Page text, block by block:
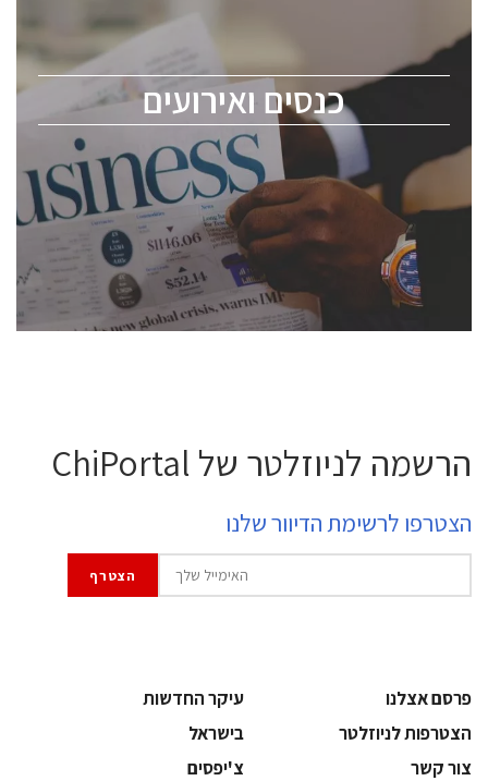
כנסים ואירועים
לכל העוסקים בתעשיית הסמיקונדקטור כולל מהנדסים,
ChipEx2026 will be held on May 12-13, 2026. The
conference is intended for everyone involved in the
semiconductor industry, including engineers,
professional experts, and senior executives.
לחץ לפרטים
הרשמה לניוזלטר של ChiPortal
הצטרפו לרשימת הדיוור שלנו
פרסם אצלנו
עיקר החדשות
הצטרפות לניוזלטר
בישראל
צור קשר
צ'יפסים